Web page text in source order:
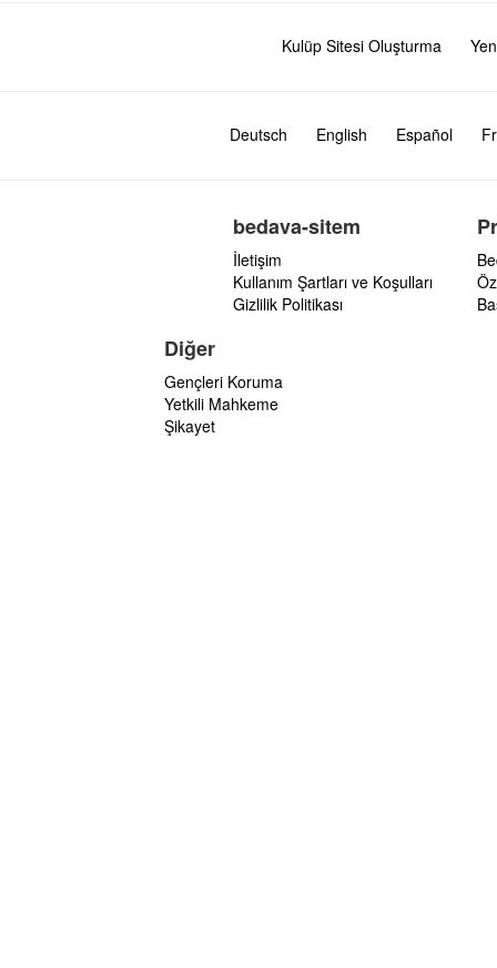
Kulüp Sitesi Oluşturma
Deutsch English Español
bedava-sitem
İletişim
Kullanım Şartları ve Koşulları
Gizlilik Politikası
Diğer
Gençleri Koruma
Yetkili Mahkeme
Şikayet